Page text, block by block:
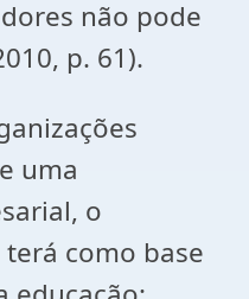
não pode
p. 61).
uma
o
como base